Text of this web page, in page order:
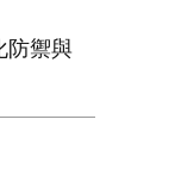
防禦與